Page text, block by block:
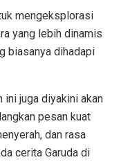
mengeksplorasi
yang lebih dinamis
biasanya dihadapi
ini juga diyakini akan
pesan kuat
dan rasa
cerita Garuda di